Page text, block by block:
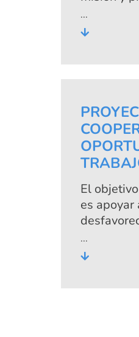
Estos son
momento
trabajo de
El
es apoyar
educación